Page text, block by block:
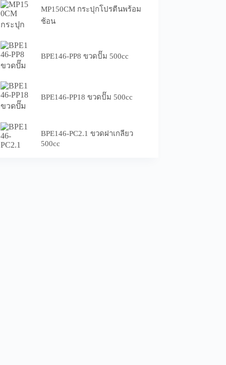
MP150CM กระปุกโปรตีนพร้อม
ช้อน
BPE146-PP8 ขวดปั๊ม 500cc
BPE146-PP18 ขวดปั๊ม 500cc
BPE146-PC2.1 ขวดฝาเกลียว
500cc